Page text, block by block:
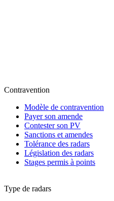
Contravention
Modèle de contravention
Payer son amende
Contester son PV
Sanctions et amendes
Tolérance des radars
Législation des radars
Stages permis à points
Type de radars